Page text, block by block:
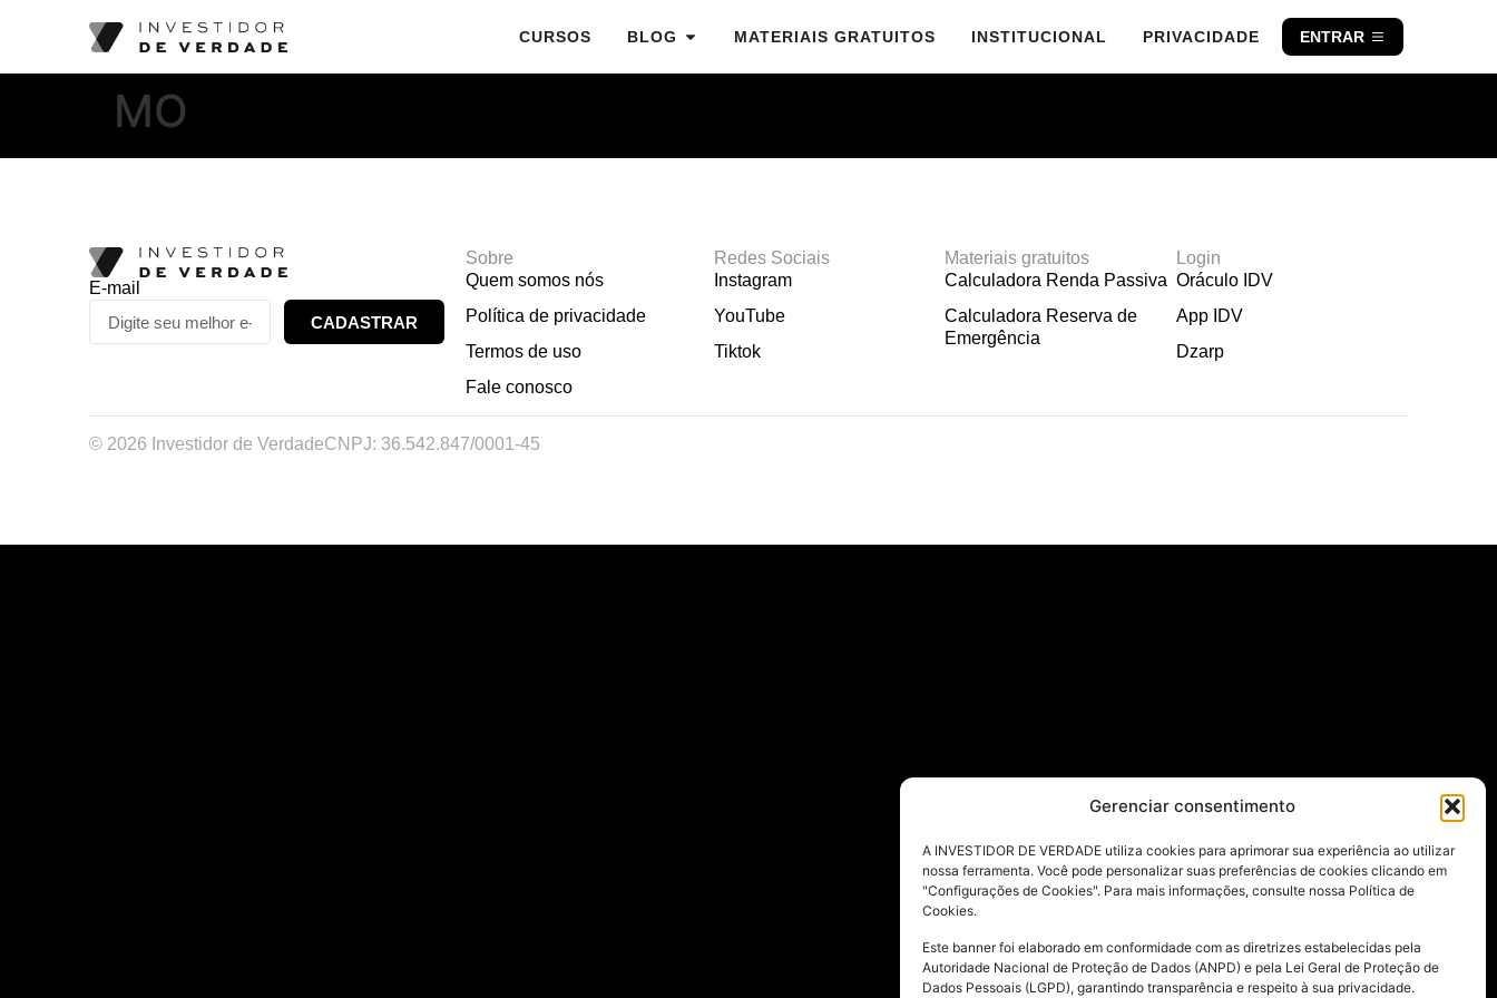
Gerenciar consentimento
A INVESTIDOR DE VERDADE utiliza cookies para aprimorar sua experiência ao utilizar
nossa ferramenta. Você pode personalizar suas preferências de cookies clicando em
"Configurações de Cookies". Para mais informações, consulte nossa Política de
Cookies.
Este banner foi elaborado em conformidade com as diretrizes estabelecidas pela
Autoridade Nacional de Proteção de Dados (ANPD) e pela Lei Geral de Proteção de
Dados Pessoais (LGPD), garantindo transparência e respeito à sua privacidade.
CURSOS BLOG MATERIAIS GRATUITOS INSTITUCIONAL PRIVACIDADE ENTRAR
MO
E-mail
CADASTRAR
Sobre
Quem somos nós
Política de privacidade
Termos de uso
Fale conosco
Redes Sociais
Instagram
YouTube
Tiktok
Materiais gratuitos
Calculadora Renda Passiva
Calculadora Reserva de
Emergência
Login
Oráculo IDV
App IDV
Dzarp
© 2026 Investidor de VerdadeCNPJ: 36.542.847/0001-45